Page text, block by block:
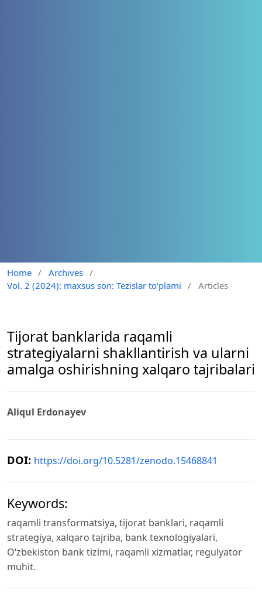
Home / Archives /
Vol. 2 (2024): maxsus son: Tezislar to‘plami
/ Articles
Tijorat banklarida raqamli
strategiyalarni shakllantirish va ularni
amalga oshirishning xalqaro tajribalari
Aliqul Erdonayev
DOI: https://doi.org/10.5281/zenodo.15468841
Keywords:
raqamli transformatsiya, tijorat banklari, raqamli
strategiya, xalqaro tajriba, bank texnologiyalari,
O‘zbekiston bank tizimi, raqamli xizmatlar, regulyator
muhit.